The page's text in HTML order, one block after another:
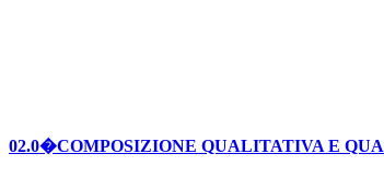
02.0�COMPOSIZIONE QUALITATIVA E